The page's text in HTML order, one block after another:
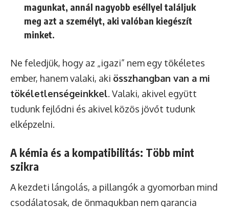
magunkat, annál nagyobb eséllyel találjuk
meg azt a személyt, aki valóban kiegészít
minket.
Ne feledjük, hogy az „igazi” nem egy tökéletes
ember, hanem valaki, aki összhangban van a mi
tökéletlenségeinkkel. Valaki, akivel együtt
tudunk fejlődni és akivel közös jövőt tudunk
elképzelni.
A kémia és a kompatibilitás: Több mint
szikra
A kezdeti lángolás, a pillangók a gyomorban mind
csodálatosak, de önmagukban nem garancia